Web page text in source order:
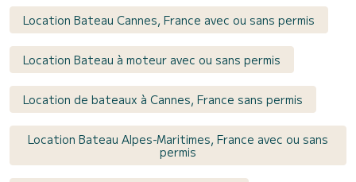
Location Bateau Cannes, France avec ou sans permis
Location Bateau à moteur avec ou sans permis
Location de bateaux à Cannes, France sans permis
Location Bateau Alpes-Maritimes, France avec ou sans
permis